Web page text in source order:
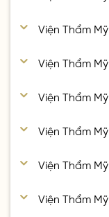
Viện Thẩm
Viện Thẩm
Viện Thẩm
Viện Thẩm
Viện Thẩm
Viện Thẩm